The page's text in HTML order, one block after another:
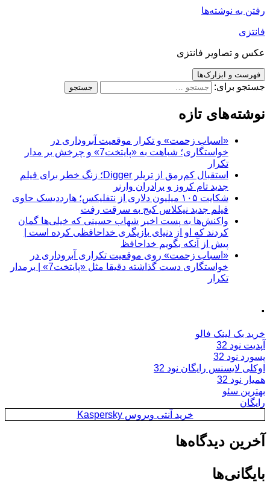
رفتن به نوشته‌ها
فانتزی
عکس و تصاویر فانتزی
فهرست و ابزارک‌ها
جستجو برای:
نوشته‌های تازه
«اسباب زحمت» و تکرار موقعیت آبروداری در
خواستگاری؛ شباهت به «پایتخت7» و چرخش بر مدار
تکرار
استقبال کم‌رمق از تریلر Digger؛ زنگ خطر برای فیلم
جدید تام کروز و برادران وارنر
شکایت ۱۰۵ میلیون دلاری از نتفلیکس؛ هارددیسک حاوی
فیلم جدید نیکلاس کیج به سرقت رفت
واکنش‌ها به پست اخیر شهاب حسینی که خیلی‌ها گمان
کردند که او از دنیای بازیگری خداحافظی کرده است |
پیش از آنکه بگویم خداحافظ
«اسباب زحمت» روی موقعیت تکراری آبروداری در
خواستگاری دست گذاشته دقیقا مثل «پایتخت7» | برمدار
تکرار
.
خرید بک لینک فالو
آپدیت نود 32
پسورد نود 32
اوکلی لایسنس رایگان نود 32
همیار نود 32
بهترین سئو
رایگان
خرید آنتی ویروس Kaspersky
آخرین دیدگاه‌ها
بایگانی‌ها